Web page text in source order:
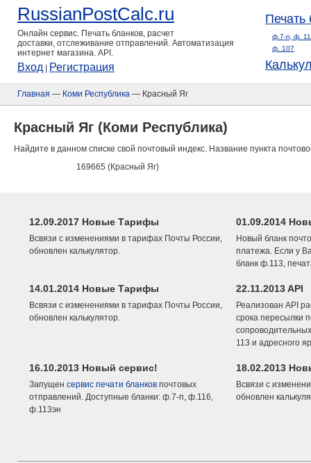
RussianPostCalc.ru
Онлайн сервис. Печать бланков, расчет
доставки, отслеживание отправлений. Автоматизация
интернет магазина. API.
Вход Регистрация
Печать
ф.7-п, ф.
ф. 107
Главная — Коми Республика — Красный Яг
Красный Яг (Коми Республика)
Найдите в данном списке свой почтовый индекс. Название пункта
169665 (Красный Яг)
12.09.2017 Новые Тарифы
Всвязи с изменениями в тарифах Почты России,
обновлен калькулятор.
01.09.2014
Новый бланк
платежа. Если у
бланк ф.113,
14.01.2014 Новые Тарифы
Всвязи с изменениями в тарифах Почты России,
обновлен калькулятор.
22.11.2013 API
Реализован API
срока пересылки
113 и адресного
16.10.2013 Новый сервис!
Запущен сервис печати бланков почтовых
отправлений. Доступные бланки: ф.7-п, ф.116,
ф.113эн
18.02.2013
Всвязи с
обновлен